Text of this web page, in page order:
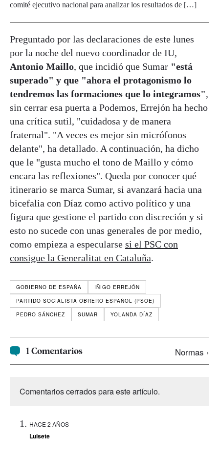
comité ejecutivo nacional para analizar los resultados de […]
Preguntado por las declaraciones de este lunes
por la noche del nuevo coordinador de IU,
Antonio Maillo, que incidió que Sumar "está
superado" y que "ahora el protagonismo lo
tendremos las formaciones que lo integramos",
sin cerrar esa puerta a Podemos, Errejón ha hecho
una crítica sutil, "cuidadosa y de manera
fraternal". "A veces es mejor sin micrófonos
delante", ha detallado. A continuación, ha dicho
que le "gusta mucho el tono de Maillo y cómo
encara las reflexiones". Queda por conocer qué
itinerario se marca Sumar, si avanzará hacia una
bicefalia con Díaz como activo político y una
figura que gestione el partido con discreción y si
esto no sucede con unas generales de por medio,
como empieza a especularse si el PSC con
consigue la Generalitat en Cataluña.
GOBIERNO DE ESPAÑA
IÑIGO ERREJÓN
PARTIDO SOCIALISTA OBRERO ESPAÑOL (PSOE)
PEDRO SÁNCHEZ
SUMAR YOLANDA DÍAZ
1 Comentarios Normas ›
Comentarios cerrados para este artículo.
HACE 2 AÑOS
Luisete